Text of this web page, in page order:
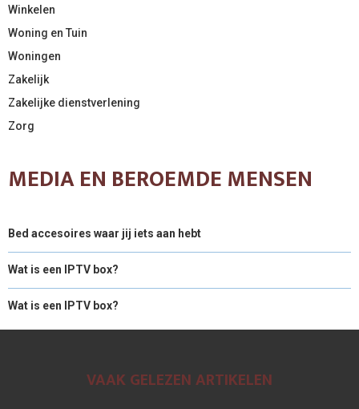
Winkelen
Woning en Tuin
Woningen
Zakelijk
Zakelijke dienstverlening
Zorg
MEDIA EN BEROEMDE MENSEN
Bed accesoires waar jij iets aan hebt
Wat is een IPTV box?
Wat is een IPTV box?
VAAK GELEZEN ARTIKELEN